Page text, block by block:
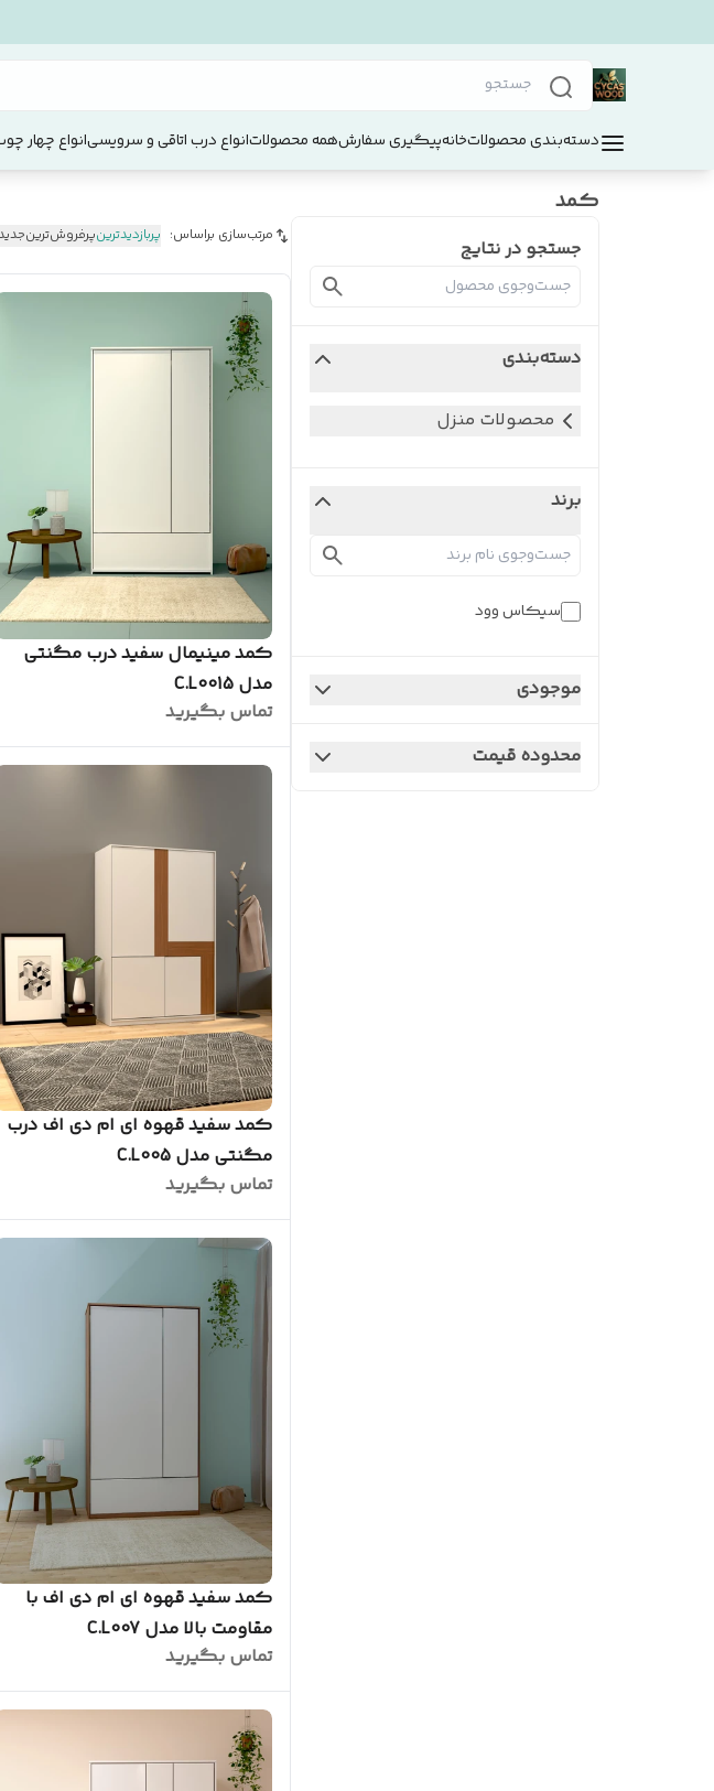
دسته‌بندی محصولاتخانهپیگیری سفارشهمه محصولاتانواع درب اتاقی و سرویسیانواع چهار
کمد
جستجو در نتایج
دسته‌بندی
محصولات منزل
برند
سیکاس وود
موجودی
محدوده قیمت
مرتب‌سازی براساس: پربازدیدترینپرفروش‌ترین
کمد مینیمال سفید درب مگنتی
مدل C.L0015
تماس بگیرید
کمد سفید قهوه ای ام دی اف درب
مگنتی مدل C.L005
تماس بگیرید
کمد سفید قهوه ای ام دی اف با
مقاومت بالا مدل C.L007
تماس بگیرید